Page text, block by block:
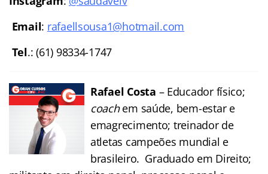
Email: rafaellsousa1@hotmail.com
Tel.: (61) 98334-1747
Rafael Costa – Educador físico;
coachem saúde, bem-estar e
emagrecimento; treinador de
atletas campeões mundial e
brasileiro. Graduado em Direito;